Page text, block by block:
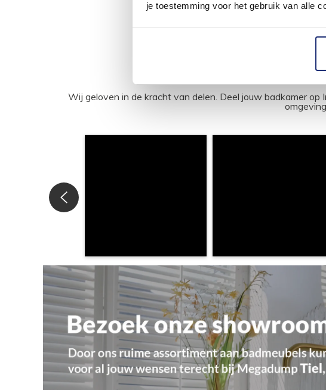
je toestemming voor het gebruik van alle
Wij geloven in de kracht van delen. Deel jouw badkamer